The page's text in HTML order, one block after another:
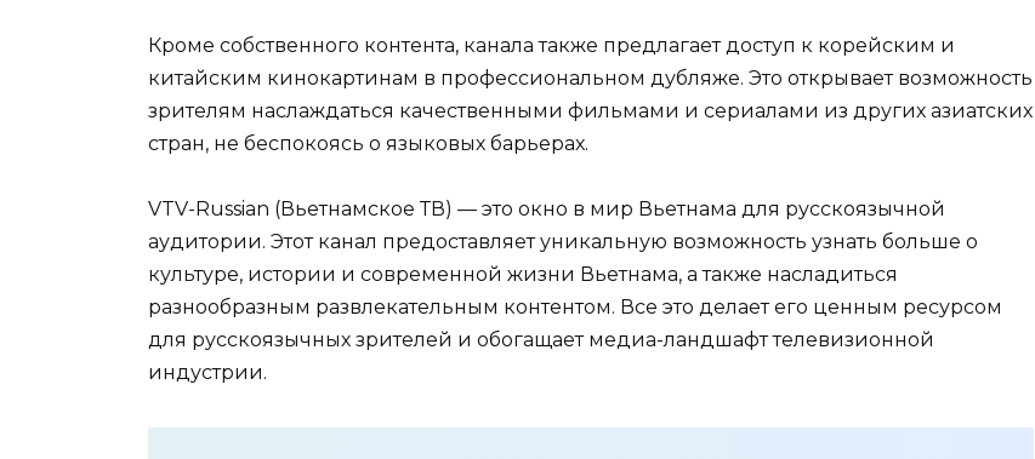
Кроме собственного контента, канала также предлагает доступ к корейским и
китайским кинокартинам в профессиональном дубляже. Это открывает возможность
зрителям наслаждаться качественными фильмами и сериалами из других азиатских
стран, не беспокоясь о языковых барьерах.
VTV-Russian (Вьетнамское ТВ) — это окно в мир Вьетнама для русскоязычной
аудитории. Этот канал предоставляет уникальную возможность узнать больше о
культуре, истории и современной жизни Вьетнама, а также насладиться
разнообразным развлекательным контентом. Все это делает его ценным ресурсом
для русскоязычных зрителей и обогащает медиа-ландшафт телевизионной
индустрии.